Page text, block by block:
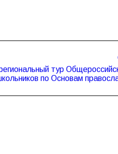
тур
по Основам